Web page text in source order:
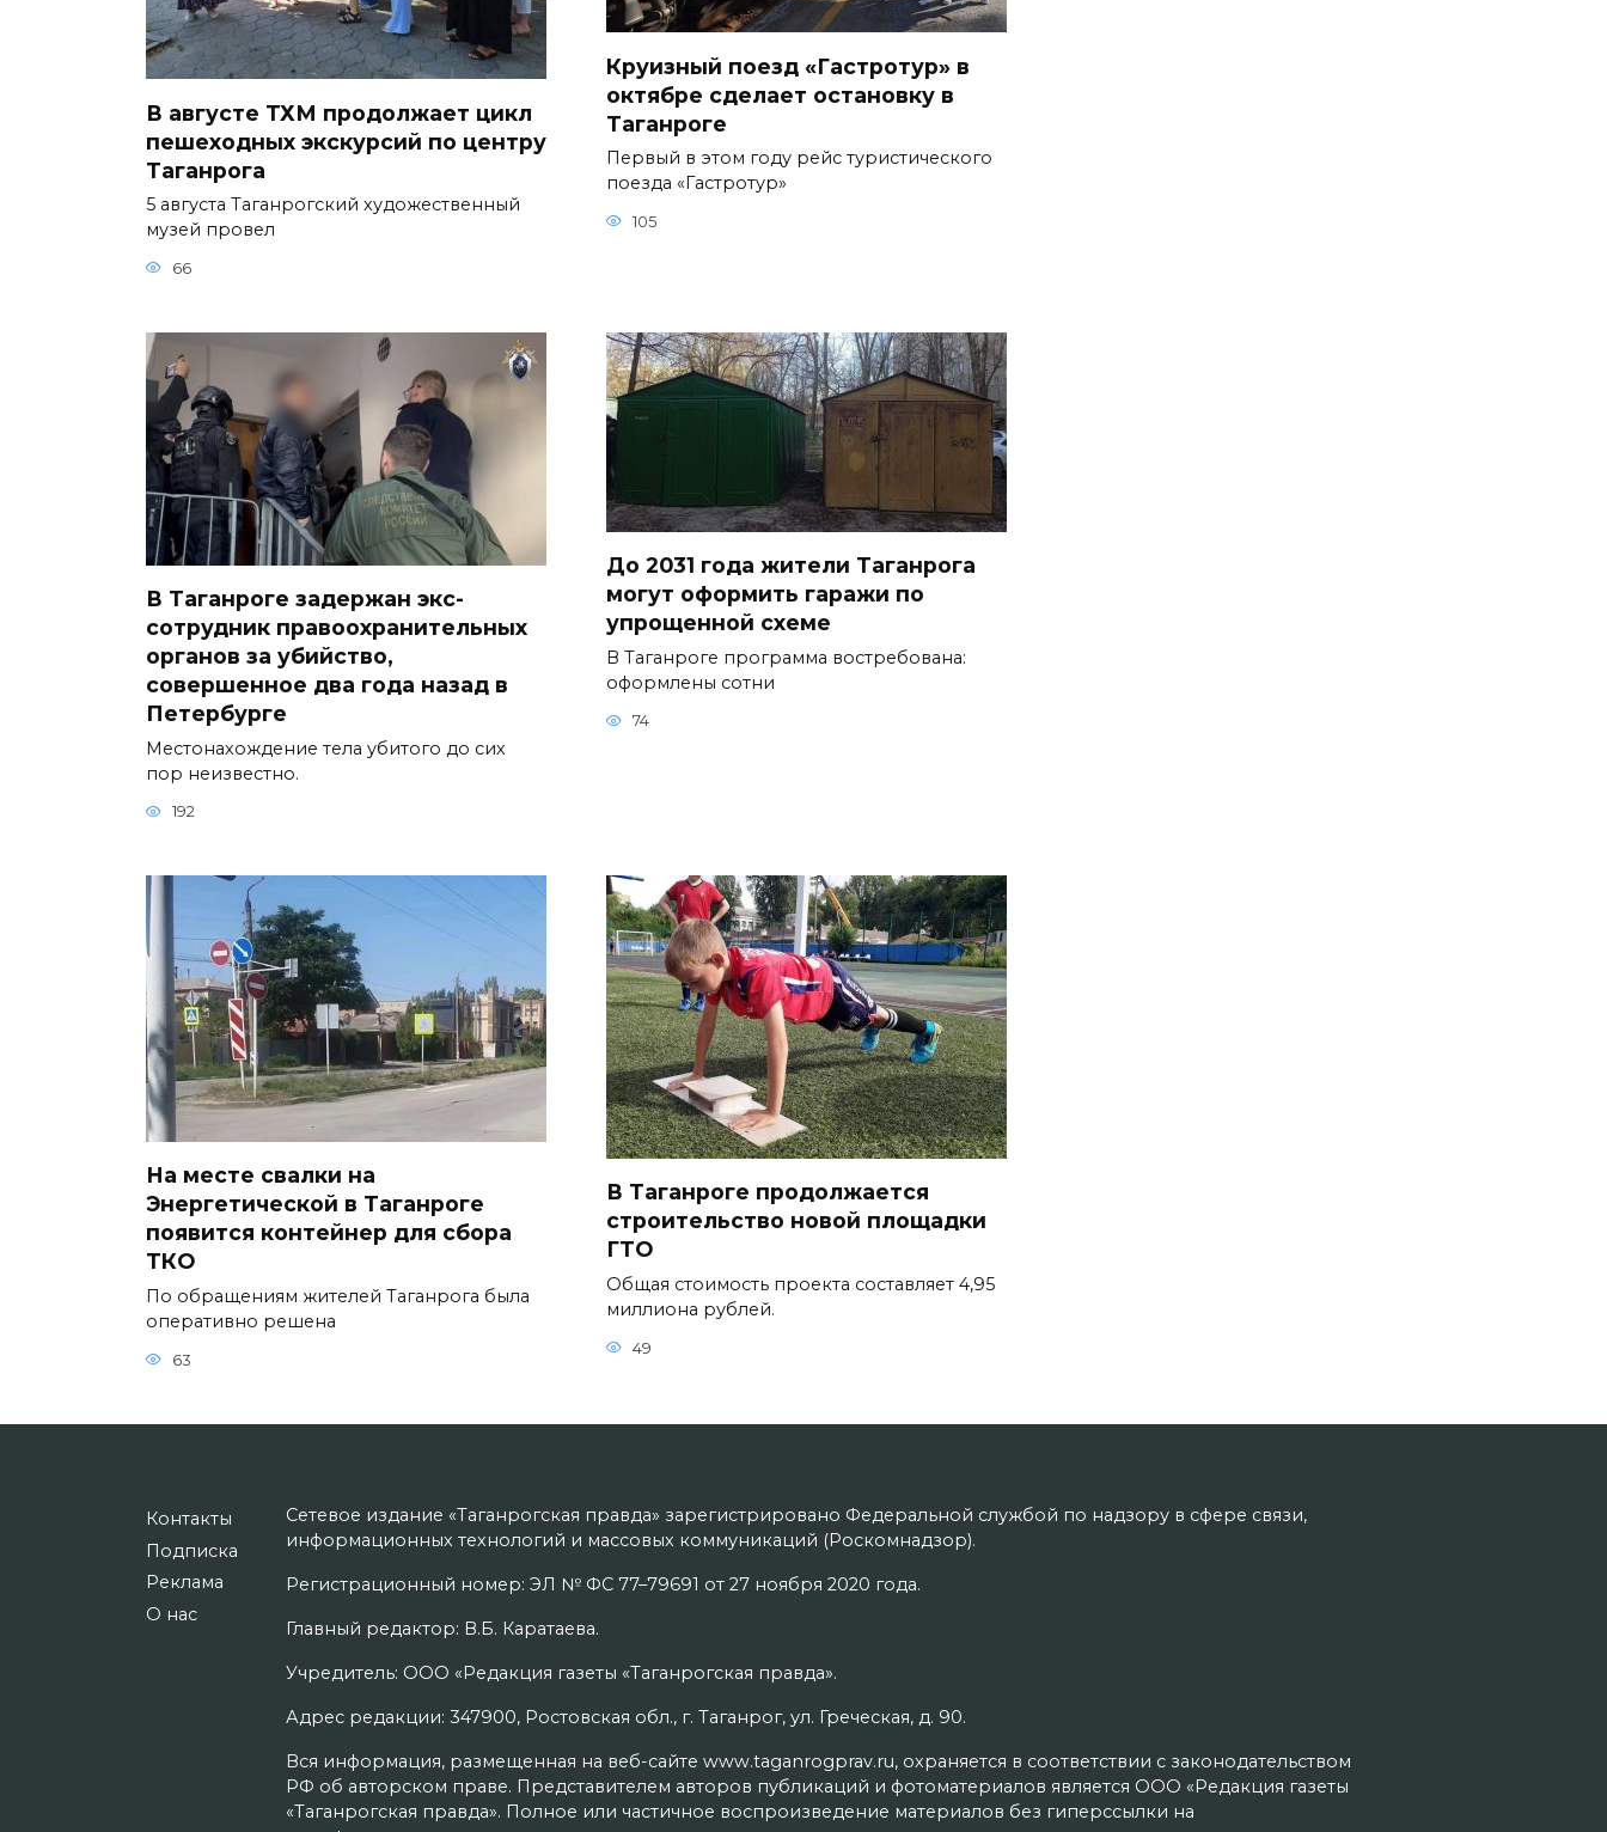
В августе ТХМ продолжает цикл
пешеходных экскурсий по центру
Таганрога
5 августа Таганрогский художественный
музей провел
66
Круизный поезд «Гастротур» в
октябре сделает остановку в
Таганроге
Первый в этом году рейс туристического
поезда «Гастротур»
105
В Таганроге задержан экс-
сотрудник правоохранительных
органов за убийство,
совершенное два года назад в
Петербурге
Местонахождение тела убитого до сих
пор неизвестно.
192
До 2031 года жители Таганрога
могут оформить гаражи по
упрощенной схеме
В Таганроге программа востребована:
оформлены сотни
74
На месте свалки на
Энергетической в Таганроге
появится контейнер для сбора
ТКО
По обращениям жителей Таганрога была
оперативно решена
63
В Таганроге продолжается
строительство новой площадки
ГТО
Общая стоимость проекта составляет 4,95
миллиона рублей.
49
Контакты
Подписка
Реклама
О нас
Сетевое издание «Таганрогская правда» зарегистрировано Федеральной службой по надзору в сфере связи,
информационных технологий и массовых коммуникаций (Роскомнадзор).
Регистрационный номер: ЭЛ № ФС 77–79691 от 27 ноября 2020 года.
Главный редактор: В.Б. Каратаева.
Учредитель: ООО «Редакция газеты «Таганрогская правда».
Адрес редакции: 347900, Ростовская обл., г. Таганрог, ул. Греческая, д. 90.
Вся информация, размещенная на веб-сайте www.taganrogprav.ru, охраняется в соответствии с законодательством
РФ об авторском праве. Представителем авторов публикаций и фотоматериалов является ООО «Редакция газеты
«Таганрогская правда». Полное или частичное воспроизведение материалов без гиперссылки на